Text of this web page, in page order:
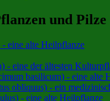
und Pilze
eine alte Heilpflanze
- eine der ältesten
basilicum) - eine alte
obliquus) - ein
- eine alte Heilpflanze